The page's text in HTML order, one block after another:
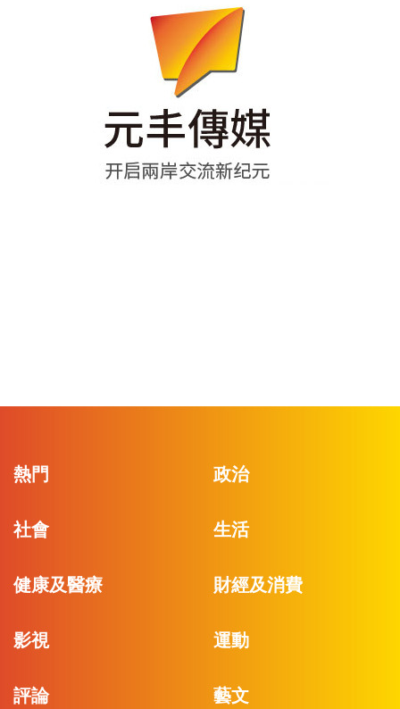
熱門 政治
社會 生活
健康及醫療 財經及消費
影視 運動
評論 藝文